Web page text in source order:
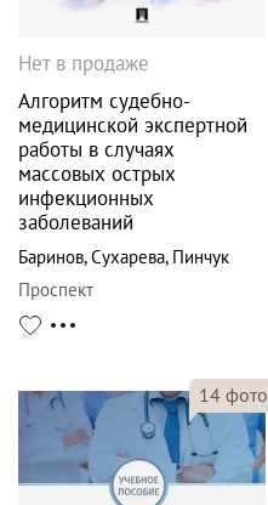
Нет в продаже
Алгоритм судебно-
медицинской экспертной
работы в случаях
массовых острых
инфекционных
заболеваний
Баринов,Сухарева, Пинчук
Проспект
14 фото